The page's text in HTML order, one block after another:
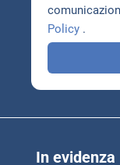
Policy .
In evidenza